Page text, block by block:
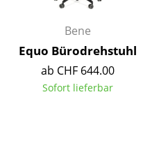
Konferenztische
Stehtische & Stehpulte
Bene
Equo Bürodrehstuhl
ab CHF 644.00
Sofort lieferbar